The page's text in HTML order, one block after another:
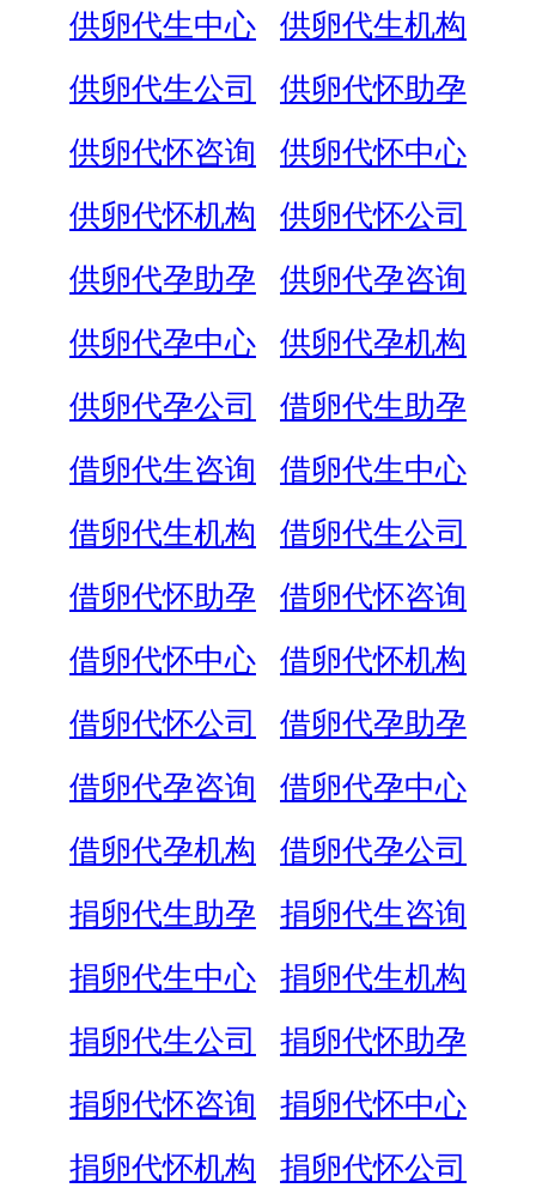
供卵代生中心
供卵代生机构
供卵代生公司
供卵代怀助孕
供卵代怀咨询
供卵代怀中心
供卵代怀机构
供卵代怀公司
供卵代孕助孕
供卵代孕咨询
供卵代孕中心
供卵代孕机构
供卵代孕公司
借卵代生助孕
借卵代生咨询
借卵代生中心
借卵代生机构
借卵代生公司
借卵代怀助孕
借卵代怀咨询
借卵代怀中心
借卵代怀机构
借卵代怀公司
借卵代孕助孕
借卵代孕咨询
借卵代孕中心
借卵代孕机构
借卵代孕公司
捐卵代生助孕
捐卵代生咨询
捐卵代生中心
捐卵代生机构
捐卵代生公司
捐卵代怀助孕
捐卵代怀咨询
捐卵代怀中心
捐卵代怀机构
捐卵代怀公司